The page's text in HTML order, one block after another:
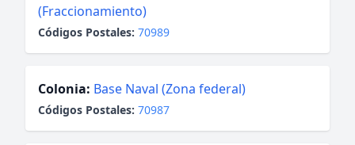
(Fraccionamiento)
Códigos Postales: 70989
Colonia: Base Naval (Zona federal)
Códigos Postales: 70987